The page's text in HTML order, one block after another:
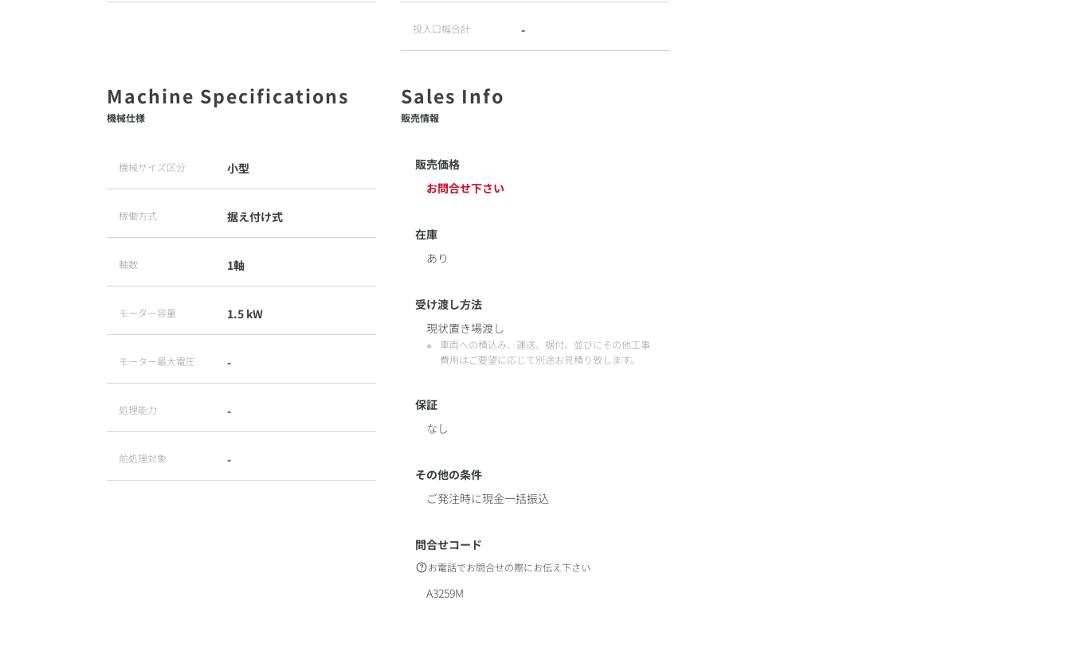
機械仕様
機械サイズ区分 小型
稼働方式 据え付け式
軸数 1軸
モーター容量 1.5 kW
モーター最大電圧 -
処理能力 -
前処理対象 -
投入口幅合計 -
販売情報
販売価格
お問合せ下さい
在庫
あり
受け渡し方法
現状置き場渡し
車両への積込み、運送、据付、並びにその他工事
費用はご要望に応じて別途お見積り致します。
保証
なし
その他の条件
ご発注時に現金一括振込
問合せコード
お電話でお問合せの際にお伝え下さい
A3259M